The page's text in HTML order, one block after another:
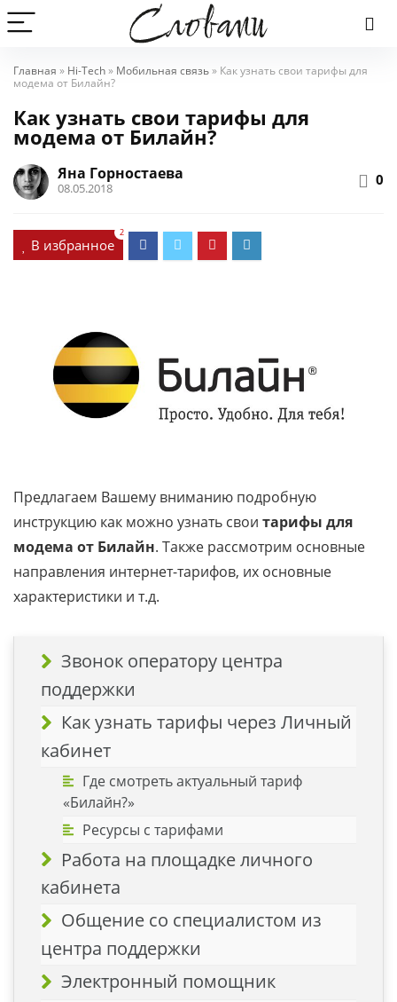
Главная » Hi-Tech» Мобильная связь» Как узнать свои тарифы для
модема от Билайн?
Как узнать свои тарифы для
модема от Билайн?
Яна Горностаева
08.05.2018 0
В избранное
2
Предлагаем Вашему вниманию подробную
инструкцию как можно узнать свои тарифы для
модема от Билайн. Также рассмотрим основные
направления интернет-тарифов, их основные
характеристики и т.д.
Звонок оператору центра
поддержки
Как узнать тарифы через Личный
кабинет
Где смотреть актуальный тариф
«Билайн?»
Ресурсы с тарифами
Работа на площадке личного
кабинета
Общение со специалистом из
центра поддержки
Электронный помощник